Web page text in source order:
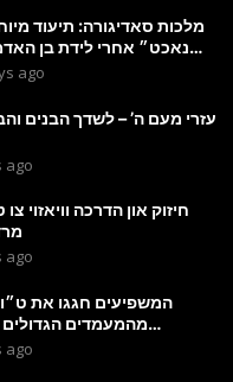
מלכות סאדיגורה: תיעוד
נאכט״ אחרי לידת בן
ago
עזרי מעם ה’ – לשדך הבנים
ago
חיזוק און הדרכה וויאזוי
ago
המשפיעים חגגו את
מהמעמדים
ago